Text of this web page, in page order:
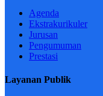
Agenda
Ekstrakurikuler
Jurusan
Pengumuman
Prestasi
Layanan Publik